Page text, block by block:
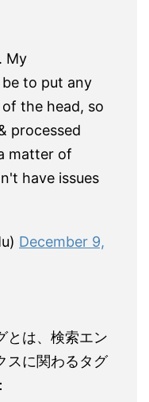
My
to put any
the head, so
processed
matter of
have issues
December 9,
とは、検索エン
スに関わるタグ